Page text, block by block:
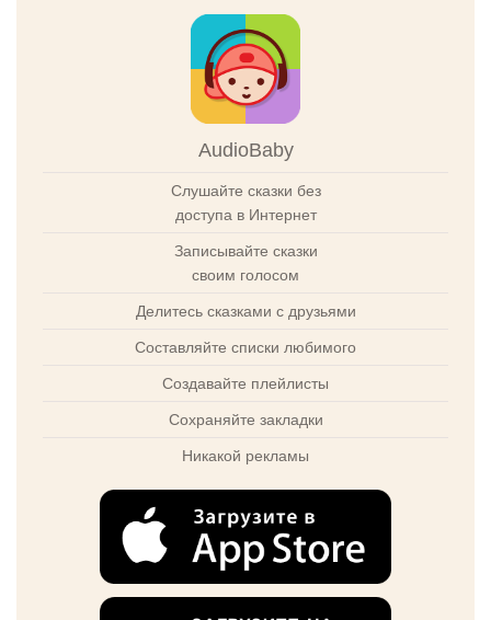
AudioBaby
Слушайте сказки без
доступа в Интернет
Записывайте сказки
своим голосом
Делитесь сказками с друзьями
Составляйте списки любимого
Создавайте плейлисты
Сохраняйте закладки
Никакой рекламы